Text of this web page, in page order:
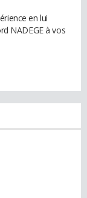
en lui
NADEGE à vos